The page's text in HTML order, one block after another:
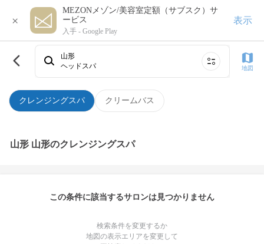
×
MEZONメゾン/美容室定額（サブスク）サ
ービス
入手 - Google Play
表示
クレンジングスパ クリームバス
山形
ヘッドスパ
地図
山形 山形のクレンジングスパ
この条件に該当するサロンは見つかりません
検索条件を変更するか
地図の表示エリアを変更して